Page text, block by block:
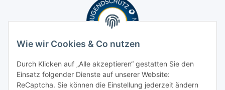
Wie wir Cookies & Co nutzen
Durch Klicken auf „Alle akzeptieren“ gestatten Sie den
Einsatz folgender Dienste auf unserer Website:
ReCaptcha. Sie können die Einstellung jederzeit ändern